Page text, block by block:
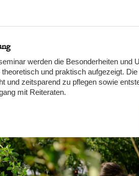
werden die Besonderheiten
und praktisch aufgezeigt.
und zeitsparend zu pflegen sowie
mit Reiteraten.